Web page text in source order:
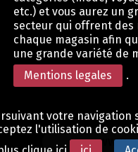
etc.) et vous aurez un
secteur qui offrent des
chaque magasin afin
une grande variété de
Mentions legales
.
votre navigation
l'utilisation de